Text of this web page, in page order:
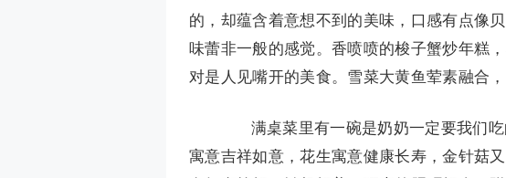
的，却蕴含着意想不到的美味，口感有点像
味蕾非一般的感觉。香喷喷的梭子蟹炒年糕
对是人见嘴开的美食。雪菜大黄鱼荤素融合
满桌菜里有一碗是奶奶一定要我们吃
寓意吉祥如意，花生寓意健康长寿，金针菇